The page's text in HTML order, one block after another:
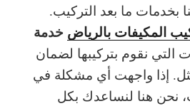
بخدمات ما بعد التركيب.
المكيفات بالرياض خدمة
التي نقوم بتركيبها لضمان
إذا واجهت أي مشكلة في
نحن هنا لنساعدك بكل